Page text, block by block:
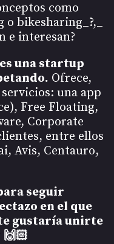
como
bikesharing_?,_
e interesan?
una startup
Ofrece,
una app
Free Floating,
Corporate
entre ellos
Avis, Centauro,
seguir
en el que
gustaría unirte
🙌🏻